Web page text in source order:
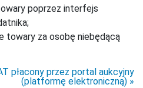
poprzez interfejs
towary za osobę niebędącą
płacony przez portal aukcyjny
(platformę elektroniczną)